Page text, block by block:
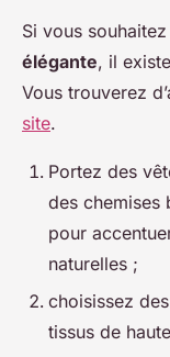
Si vous
élégante, il
Vous trouverez
site.
Portez des
des chemises
pour
naturelles ;
choisissez
tissus de